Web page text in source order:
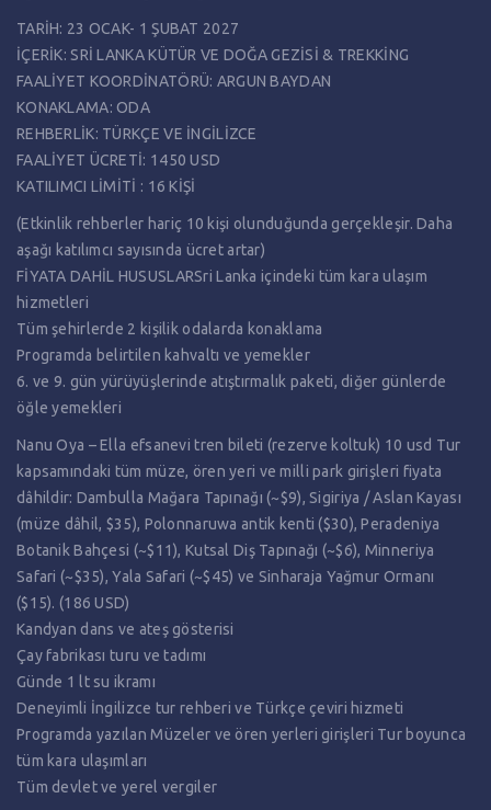
TARİH: 23 OCAK- 1 ŞUBAT 2027
İÇERİK: SRİ LANKA KÜTÜR VE DOĞA GEZİSİ & TREKKİNG
FAALİYET KOORDİNATÖRÜ: ARGUN BAYDAN
KONAKLAMA: ODA
REHBERLİK: TÜRKÇE VE İNGİLİZCE
FAALİYET ÜCRETİ: 1450 USD
KATILIMCI LİMİTİ : 16 KİŞİ
(Etkinlik rehberler hariç 10 kişi olunduğunda gerçekleşir. Daha
aşağı katılımcı sayısında ücret artar)
FİYATA DAHİL HUSUSLARSri Lanka içindeki tüm kara ulaşım
hizmetleri
Tüm şehirlerde 2 kişilik odalarda konaklama
Programda belirtilen kahvaltı ve yemekler
6. ve 9. gün yürüyüşlerinde atıştırmalık paketi, diğer günlerde
öğle yemekleri
Nanu Oya – Ella efsanevi tren bileti (rezerve koltuk) 10 usd Tur
kapsamındaki tüm müze, ören yeri ve milli park girişleri fiyata
dâhildir: Dambulla Mağara Tapınağı (~$9), Sigiriya / Aslan Kayası
(müze dâhil, $35), Polonnaruwa antik kenti ($30), Peradeniya
Botanik Bahçesi (~$11), Kutsal Diş Tapınağı (~$6), Minneriya
Safari (~$35), Yala Safari (~$45) ve Sinharaja Yağmur Ormanı
($15). (186 USD)
Kandyan dans ve ateş gösterisi
Çay fabrikası turu ve tadımı
Günde 1 lt su ikramı
Deneyimli İngilizce tur rehberi ve Türkçe çeviri hizmeti
Programda yazılan Müzeler ve ören yerleri girişleri Tur boyunca
tüm kara ulaşımları
Tüm devlet ve yerel vergiler